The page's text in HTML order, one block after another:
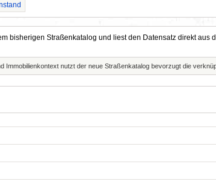
bisherigen Straßenkatalog und liest den Datensatz direkt aus
nutzt der neue Straßenkatalog bevorzugt die